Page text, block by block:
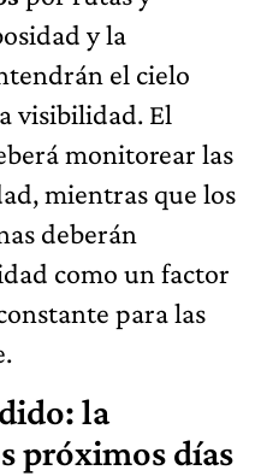
y la
el cielo
visibilidad. El
monitorear las
mientras que los
deberán
como un factor
para las
la
próximos días